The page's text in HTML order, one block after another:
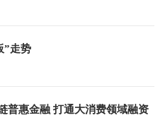
”走势
普惠金融 打通大消费领域融资